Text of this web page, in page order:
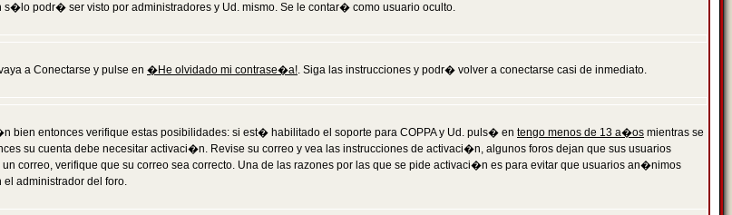
s�lo podr� ser visto por administradores y Ud. mismo. Se le contar� como usuario oculto.
a Conectarse y pulse en �He olvidado mi contrase�a!. Siga las instrucciones y podr� volver a conectarse casi de inmediato.
entonces verifique estas posibilidades: si est� habilitado el soporte para COPPA y Ud. puls� en tengo menos de 13 a�os mientras se
su cuenta debe necesitar activaci�n. Revise su correo y vea las instrucciones de activaci�n, algunos foros dejan que sus usuarios
correo, verifique que su correo sea correcto. Una de las razones por las que se pide activaci�n es para evitar que usuarios an�nimos
el administrador del foro.